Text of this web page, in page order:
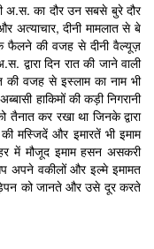
का दौर उन सबसे बुरे दौर
अत्याचार, दीनी मामलात से बे
फैलने की वजह से दीनी वैल्यूज़
दिन रात की जाने वाली
की वजह से इस्लाम का नाम भी
हाकिमों की कड़ी निगरानी
कर रखा था जिनके द्वारा
मस्जिदें और इमारतें भी इमाम
में मौजूद इमाम हसन असकरी
अपने वकीलों और इल्मे इमामत
को जानते और उसे दूर करते